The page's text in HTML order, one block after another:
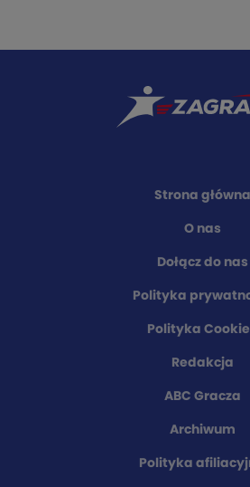
Strona główna
O nas
Dołącz do nas
Polityka
Polityka
Redakcja
ABC Gracza
Archiwum
Polityka